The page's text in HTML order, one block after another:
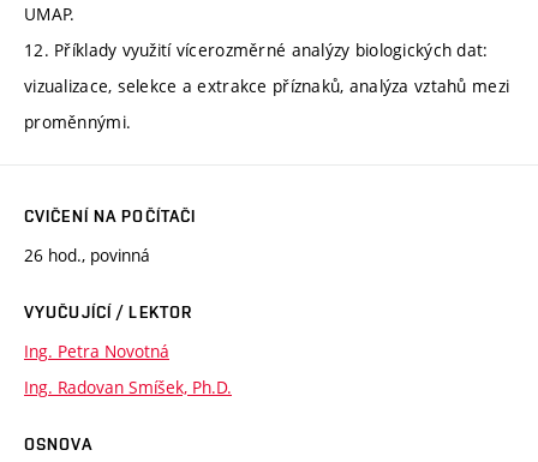
UMAP.
12. Příklady využití vícerozměrné analýzy biologických dat:
vizualizace, selekce a extrakce příznaků, analýza vztahů mezi
proměnnými.
CVIČENÍ NA POČÍTAČI
26 hod., povinná
VYUČUJÍCÍ / LEKTOR
Ing. Petra Novotná
Ing. Radovan Smíšek, Ph.D.
OSNOVA